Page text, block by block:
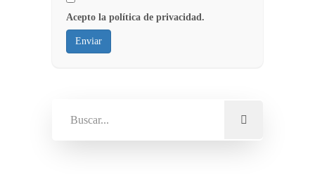
Acepto la política de privacidad.
Enviar